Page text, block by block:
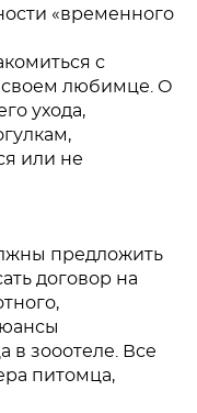
«временного
с
своем любимце. О
ухода,
или не
предложить
договор на
зооотеле. Все
питомца,